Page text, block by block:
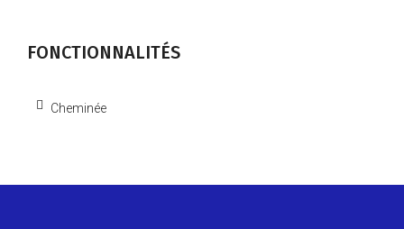
FONCTIONNALITÉS
Cheminée